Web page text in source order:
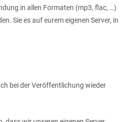
in allen Formaten (mp3, flac, …)
Sie es auf eurem eigenen Server, in
bei der Veröffentlichung wieder